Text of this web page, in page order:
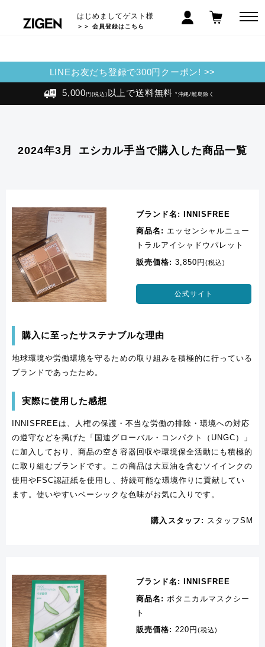
はじめましてゲスト様
＞＞ 会員登録はこちら
LINEお友だち登録で300円クーポン! >>
5,000 円(税込) 以上で送料無料 *沖縄/離島除く
2024年3月 エシカル手当で購入した商品一覧
ブランド名:
INNISFREE
商品名: エッセンシャルニュー
トラルアイシャドウパレット
販売価格: 3,850円(税込)
公式サイト
購入に至ったサステナブルな理由
地球環境や労働環境を守るための取り組みを積極的に行っている
ブランドであったため。
実際に使用した感想
INNISFREEは、人権の保護・不当な労働の排除・環境への対応
の遵守などを掲げた「国連グローバル・コンパクト（UNGC）」
に加入しており、商品の空き容器回収や環境保全活動にも積極的
に取り組むブランドです。この商品は大豆油を含むソイインクの
使用やFSC認証紙を使用し、持続可能な環境作りに貢献してい
ます。使いやすいベーシックな色味がお気に入りです。
購入スタッフ: スタッフSM
ブランド名:
INNISFREE
商品名: ボタニカルマスクシー
ト
販売価格: 220円(税込)